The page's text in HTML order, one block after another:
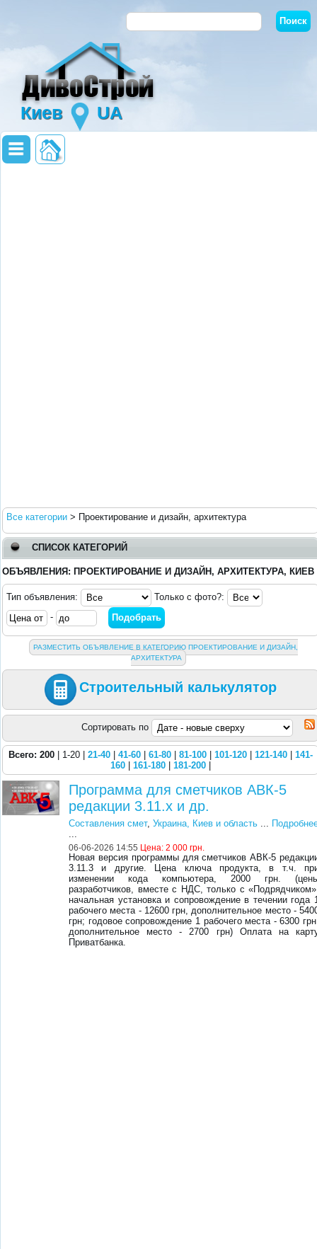
Киев UA
Все категории > Проектирование и дизайн, архитектура
СПИСОК КАТЕГОРИЙ
ОБЪЯВЛЕНИЯ: ПРОЕКТИРОВАНИЕ И ДИЗАЙН, АРХИТЕКТУРА, КИЕВ
Тип объявления:
Только с фото?:
-
РАЗМЕСТИТЬ ОБЪЯВЛЕНИЕ В КАТЕГОРИЮ ПРОЕКТИРОВАНИЕ И ДИЗАЙН,
АРХИТЕКТУРА
Строительный калькулятор
Сортировать по
Всего: 200 | 1-20 | 21-40 41-60 61-80 81-100 101-120 121-140
141-
160
161-180 181-200
Программа для сметчиков АВК-5
редакции 3.11.х и др.
Составления смет,Украина, Киев и область ...
...
06-06-2026 14:55 Цена:2 000 грн.
Новая версия программы для сметчиков АВК-5
3.11.3 и другие. Цена ключа продукта, в т.ч.
изменении кода компьютера, 2000 грн.
разработчиков, вместе с НДС, только с
начальная установка и сопровождение в течении года
рабочего места - 12600 грн, дополнительное место -
грн; годовое сопровождение 1 рабочего места - 6300
дополнительное место - 2700 грн) Оплата на
Приватбанка.